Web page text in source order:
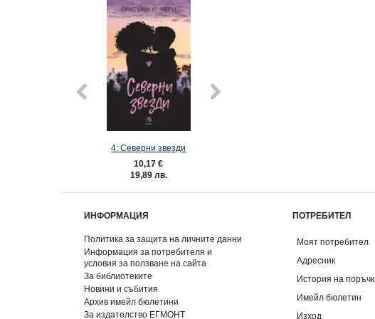
4: Северни звезди
10,17 €
19,89 лв.
ИНФОРМАЦИЯ
Политика за защита на личните данни
Информация за потребителя и
условия за ползване на сайта
За библиотеките
Новини и събития
Архив имейл бюлетини
За издателство ЕГМОНТ
ПОТРЕБИТЕЛ
Моят потребител
Адресник
История на
Имейл бюлетин
Изход